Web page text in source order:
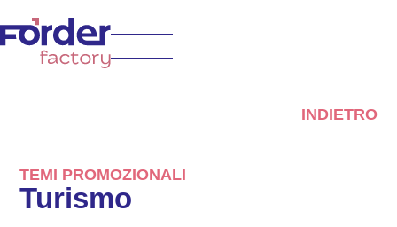
INDIETRO
TEMI PROMOZIONALI
Turismo